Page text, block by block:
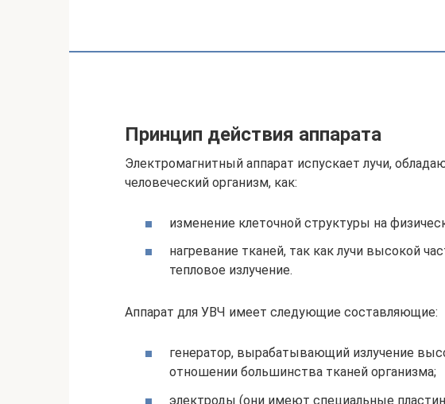
Принцип действия аппарата
Электромагнитный аппарат испускает лучи,
человеческий организм, как:
изменение клеточной структуры на
нагревание тканей, так как лучи высокой
тепловое излучение.
Аппарат для УВЧ имеет следующие составляющие:
генератор, вырабатывающий излучение
отношении большинства тканей организма;
электроды (они имеют специальные